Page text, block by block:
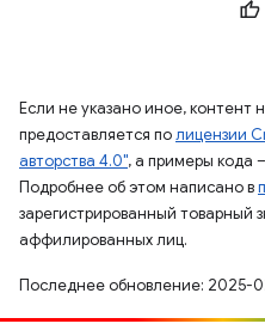
Если не указано иное, контент
предоставляется полицензии
авторства 4.0", а примеры кода
Подробнее об этом написано в
зарегистрированный товарный
аффилированных лиц.
Последнее обновление: 2025-